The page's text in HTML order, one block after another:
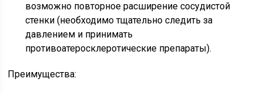
возможно повторное расширение сосудистой
стенки (необходимо тщательно следить за
давлением и принимать
противоатеросклеротические препараты).
Преимущества: